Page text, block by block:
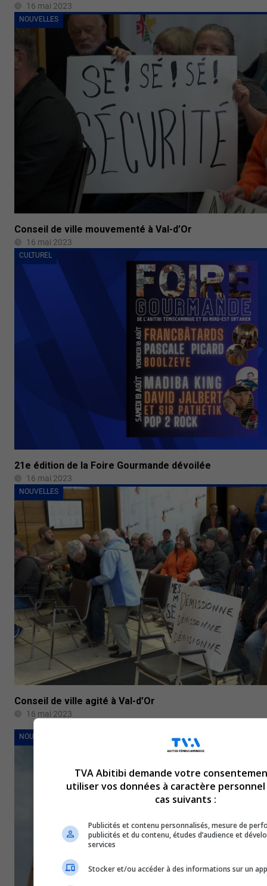
16 mai 2023
NOUVELLES
Conseil de ville mouvementé à Val-d’Or
16 mai 2023
CULTUREL
21e édition de la Foire Gourmande dévoilée
16 mai 2023
NOUVELLES
Conseil de ville agité à Val-d’Or
16 mai 2023
NOUVELLES
TVA Abitibi demande votre
utiliser vos données à caractère personnel
cas suivants :
Publicités et contenu personnalisés, mesure de
publicités et du contenu, études d’audience et
services
Stocker et/ou accéder à des informations sur un